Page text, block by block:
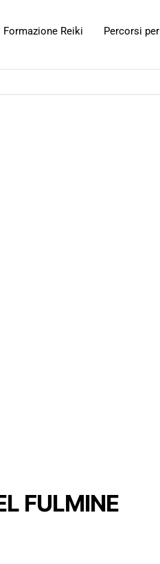
Formazione Reiki Percorsi
FULMINE